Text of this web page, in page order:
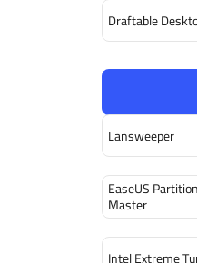
Draftable
Lansweeper
EaseUS Partition
Master
Intel Extreme